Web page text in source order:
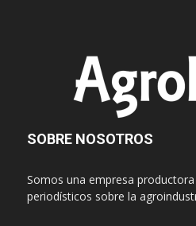
SOBRE NOSOTROS
Somos una empresa
periodísticos sobre la